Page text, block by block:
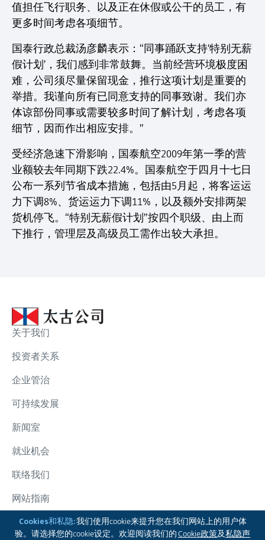
Cookies和私隐:我们使用cookie来提升您在我们网站上的用户体
验。请选择您的cookie设定。欢迎阅读我们的Cookie政策及私隐声
值担任飞行职务、以及正在休假或公干的员工，有
更多时间考虑各项细节。
国泰行政总裁汤彦麟表示：“同事踊跃支持‘特别无薪
假计划’，我们感到非常鼓舞。当前经营环境极度困
难，公司须尽量保留现金，推行这项计划是重要的
举措。我谨向所有已同意支持的同事致谢。我们亦
体谅部份同事或需要较多时间了解计划，考虑各项
细节，因而作出相应安排。”
受经济急速下滑影响，国泰航空2009年第一季的营
业额较去年同期下跌22.4%。国泰航空于四月十七日
公布一系列节省成本措施，包括由5月起，将客运运
力下调8%、货运运力下调11%，以及额外安排两架
货机停飞。“特别无薪假计划”按四个职级、由上而
下推行，管理层及高级员工需作出较大承担。
关于我们
投资者关系
企业管治
可持续发展
新闻室
就业机会
联络我们
网站指南
太古集团